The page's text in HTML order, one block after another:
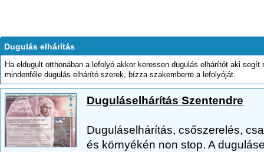
Dugulás elhárítás
Ha eldugult otthonában a lefolyó akkor keressen dugulás elhárítót aki
mindenféle dugulás elhárító szerek, bízza szakemberre a lefolyóját.
Duguláselhárítás Szentendre
Duguláselhárítás, csőszerelés,
és környékén non stop. A